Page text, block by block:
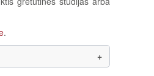
.